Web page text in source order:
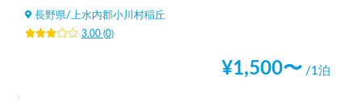
長野県/ 上水内郡小川村稲丘
3.00(0)
¥1,500〜 /1泊